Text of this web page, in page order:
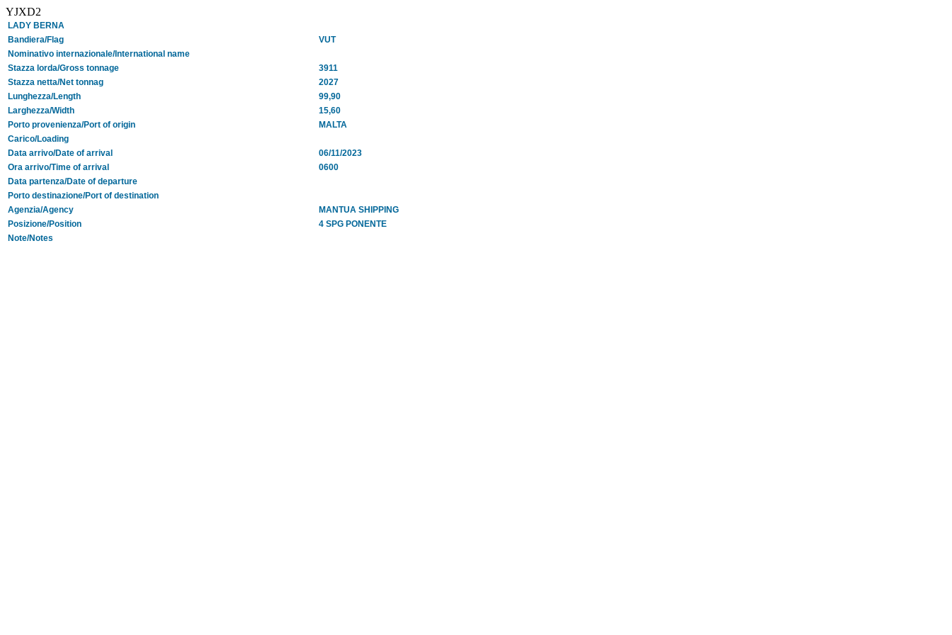
YJXD2
LADY BERNA
Bandiera/Flag
VUT
Nominativo internazionale/International name
Stazza lorda/Gross tonnage
3911
Stazza netta/Net tonnag
2027
Lunghezza/Length
99,90
Larghezza/Width
15,60
Porto provenienza/Port of origin
MALTA
Carico/Loading
Data arrivo/Date of arrival
06/11/2023
Ora arrivo/Time of arrival
0600
Data partenza/Date of departure
Porto destinazione/Port of destination
Agenzia/Agency
MANTUA SHIPPING
Posizione/Position
4 SPG PONENTE
Note/Notes